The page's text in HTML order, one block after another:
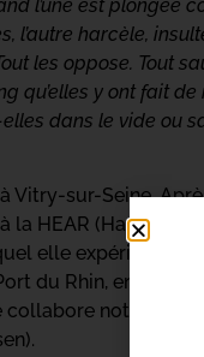
l’une est plongée
l’autre harcèle,
les oppose. Tout
qu’elles y ont fait
dans le vide ou
Vitry-sur-Seine.
la HEAR (Haute
elle expérimente
du Rhin, entouré
collabore